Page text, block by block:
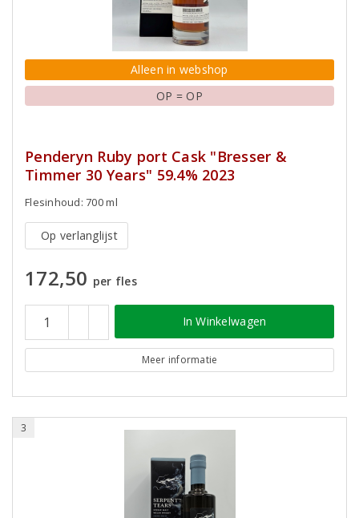
Alleen in webshop
OP = OP
Penderyn Ruby port Cask "Bresser &
Timmer 30 Years" 59.4% 2023
Flesinhoud: 700 ml
Op verlanglijst
172,50 per fles
In Winkelwagen
Meer informatie
3